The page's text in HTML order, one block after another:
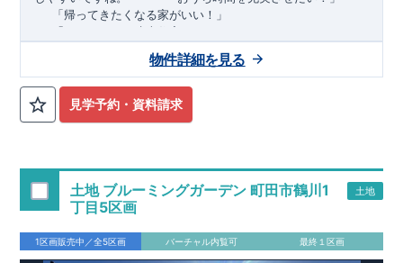
「帰ってきたくなる家がいい！」
「おしゃれなら建売住宅もありかも！」
TEL:098-860-2201（火・水曜日定休日、年末年始休み）
■オプションではありません！全棟標準搭載
ム・ガス衣類乾燥機・食洗器・宅配ボックス・玄関電子キー・
成材にヒノキを使用しております！
■長期優良住宅もっと詳しく
「いい家を作って、きちんと手
7つの厳しい技術基準をクリアした物件だけが認定を受けられる
長期優良住宅。
長期優良住宅として認定を受けるためには、国が定めた下記7つ
見学予約・資料請求
物件詳細を見る
土地 ブルーミングガーデン 町田市鶴川1
丁目5区画
土地
1区画販売中／全5区画 バーチャル内覧可 最終１区画